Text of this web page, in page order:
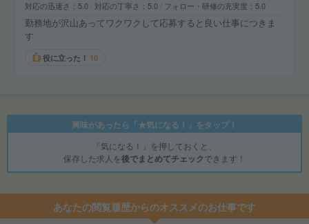
対応の迅速さ 5.0 対応の丁寧さ 5.0 フォロー・研修の充実度 5.0
勤務地が沢山あってワクワクして応募すると良い仕事につきま
す
役に立った！ 10
興味があったら「★気になる！」をタップ！
「気になる！」を押しておくと、
保存した求人を後でまとめてチェックできます！
あなたの閲覧履歴からのオススメのお仕事です